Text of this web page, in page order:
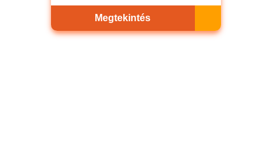
Megtekintés